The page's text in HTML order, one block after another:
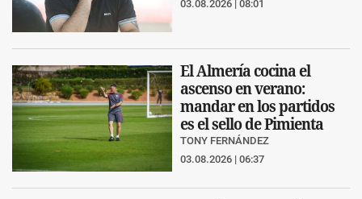
03.08.2026 | 08:01
El Almería cocina el
ascenso en verano:
mandar en los partidos
es el sello de Pimienta
TONY FERNÁNDEZ
03.08.2026 | 06:37